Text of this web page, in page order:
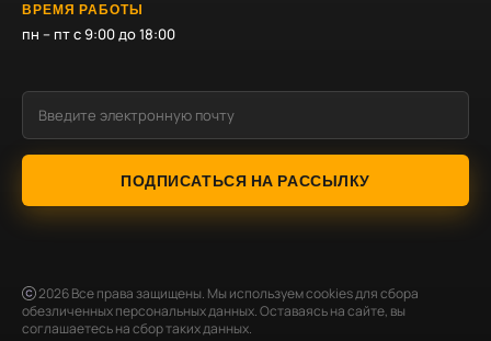
ВРЕМЯ РАБОТЫ
пн – пт с 9:00 до 18:00
ПОДПИСАТЬСЯ НА РАССЫЛКУ
2026Все права защищены. Мы используем cookies для сбора
обезличенных персональных данных. Оставаясь на сайте, вы
соглашаетесь на сбор таких данных.